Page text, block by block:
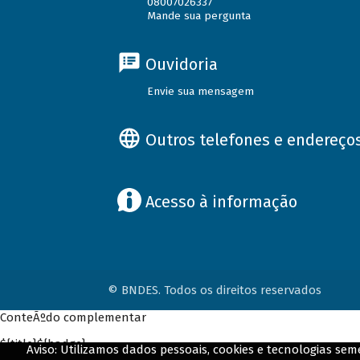
Mande sua pergunta
Ouvidoria
Envie sua mensagem
Outros telefones e
Acesso à informação
© BNDES. Todos os direitos reservados
Aviso: Utilizamos dados pessoais, cookies e tecnologias
ConteÃºdo complementar
${title}${badge}